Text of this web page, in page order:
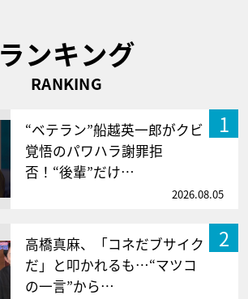
ランキング
RANKING
1
“ベテラン”船越英一郎がクビ
覚悟のパワハラ謝罪拒
否！“後輩”だけ…
2026.08.05
2
高橋真麻、「コネだブサイク
だ」と叩かれるも…“マツコ
の一言”から…